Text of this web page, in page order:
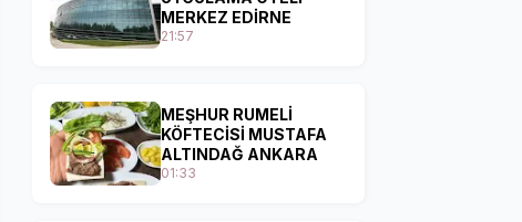
MERKEZ EDİRNE
21:57
MEŞHUR RUMELİ
KÖFTECİSİ MUSTAFA
ALTINDAĞ ANKARA
01:33